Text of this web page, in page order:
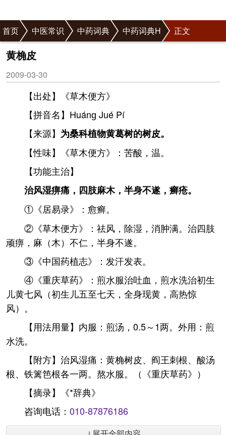
首页 中医常识 中药词典 中药词典H 正文
黄桷皮
2009-03-30
【出处】《草木便方》
【拼音名】Huánɡ Jué Pí
【来源】 为桑科植物黄葛树的树皮。
【性味】《草木便方》：苦酸，温。
【功能主治】
治风湿痹痛，四肢麻木，半身不遂，癣疮。
①《居易录》：愈癣。
②《草木便方》：祛风，除湿，消肿满。治四肢
顽痹，麻（木）不仁，半身不遂。
③《中国药植志》：发汗发表。
④《重庆草药》：煎水服治吐血，煎水洗治初生
儿黄七风（初生儿五至七天，全身现黄，高热惊
风）。
【用法用量】内服：煎汤，0.5～1两。外用：煎
水洗。
【附方】治风湿痛：黄桷树皮、阎王刺根、酸汤
根、铁篱笆根各一两。熬水服。（《重庆草药》）
【摘录】《*辞典》
咨询电话： 010-87876186